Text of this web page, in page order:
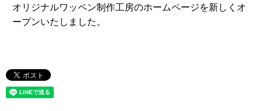
オリジナルワッペン制作工房のホームページを新しくオ
ープンいたしました。